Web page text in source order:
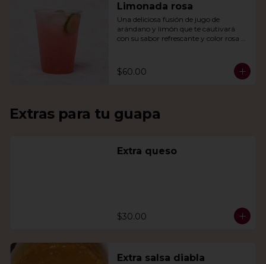
Limonada rosa
Una deliciosa fusión de jugo de
arándano y limón que te cautivará
con su sabor refrescante y color rosa
$60.00
Extras para tu guapa
Extra queso
$30.00
Extra salsa diabla